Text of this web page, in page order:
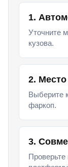
1.
Уточните
кузова.
2. Место
Выберите
фаркоп.
3.
Проверьте